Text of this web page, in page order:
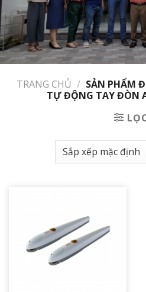
TRANG CHỦ / SẢN PHẨM
TỰ ĐỘNG TAY ĐÒN